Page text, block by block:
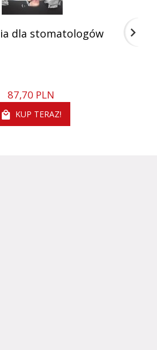
dla stomatologów
87,70 PLN
KUP TERAZ!